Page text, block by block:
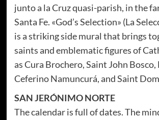
junto a la Cruz quasi-parish, in the
Santa Fe. «God’s Selection» (La
is a striking side mural that brings
saints and emblematic figures of
as Cura Brochero, Saint John
Ceferino Namuncurá, and Saint
SAN JERÓNIMO NORTE
The calendar is full of dates. The